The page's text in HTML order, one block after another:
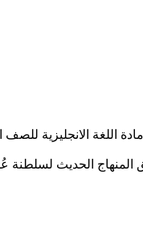
اللغة الانجليزية